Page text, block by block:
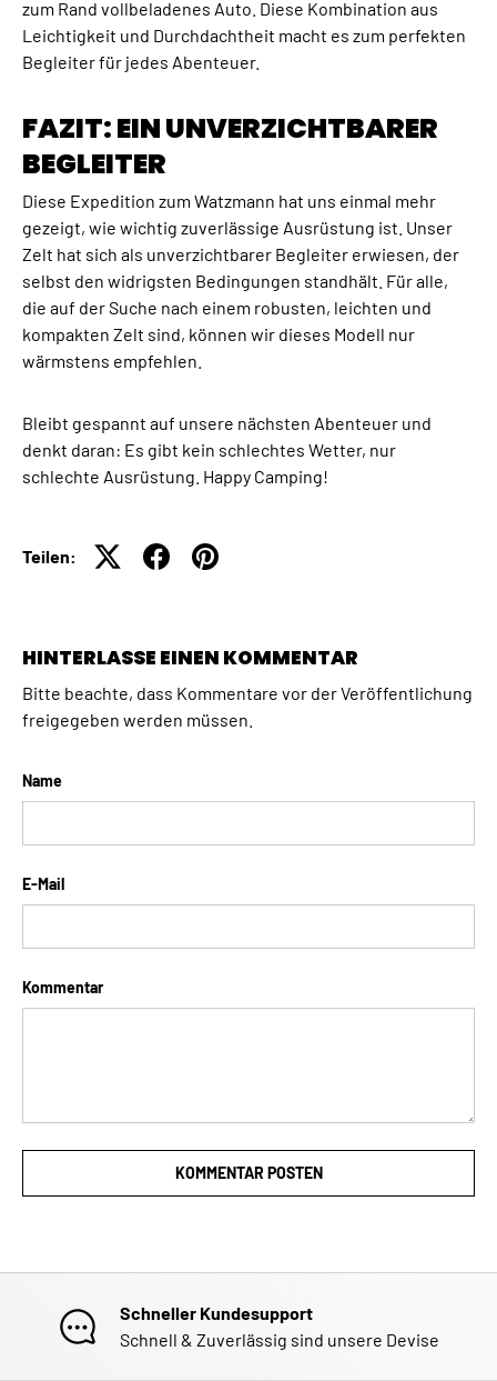
zum Rand vollbeladenes Auto. Diese Kombination aus
Leichtigkeit und Durchdachtheit macht es zum perfekten
Begleiter für jedes Abenteuer.
FAZIT: EIN UNVERZICHTBARER
BEGLEITER
Diese Expedition zum Watzmann hat uns einmal mehr
gezeigt, wie wichtig zuverlässige Ausrüstung ist. Unser
Zelt hat sich als unverzichtbarer Begleiter erwiesen, der
selbst den widrigsten Bedingungen standhält. Für alle,
die auf der Suche nach einem robusten, leichten und
kompakten Zelt sind, können wir dieses Modell nur
wärmstens empfehlen.
Bleibt gespannt auf unsere nächsten Abenteuer und
denkt daran: Es gibt kein schlechtes Wetter, nur
schlechte Ausrüstung. Happy Camping!
Teilen:
HINTERLASSE EINEN KOMMENTAR
Bitte beachte, dass Kommentare vor der Veröffentlichung
freigegeben werden müssen.
Name
E-Mail
Kommentar
KOMMENTAR POSTEN
Schneller Kundesupport
Schnell & Zuverlässig sind unsere Devise